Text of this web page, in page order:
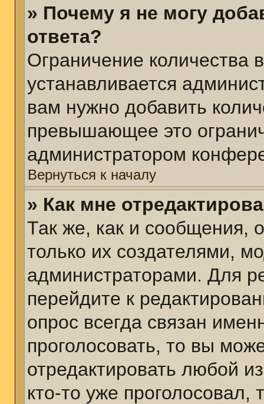
» Почему я не могу
ответа?
Ограничение количества
устанавливается
вам нужно добавить
превышающее это
администратором
Вернуться к началу
» Как мне
Так же, как и сообщения,
только их создателями,
администраторами. Для
перейдите к
опрос всегда связан
проголосовать, то вы
отредактировать любой
кто-то уже